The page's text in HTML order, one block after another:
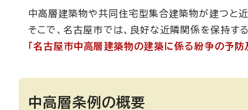
中高層建築物や共同住宅型集合建築物が建つと近
そこで、名古屋市では、良好な近隣関係を保持す
「名古屋市中高層建築物の建築に係る紛争の予
中高層条例の概要